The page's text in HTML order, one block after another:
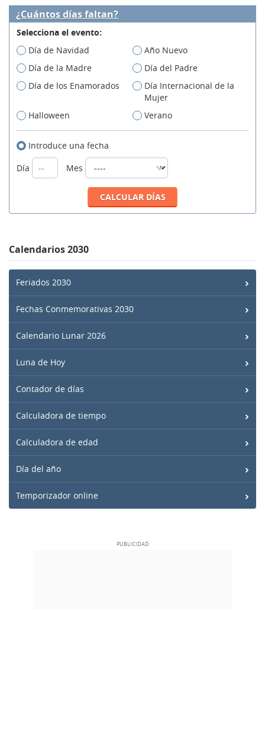
¿Cuántos días faltan?
Selecciona el evento:
Día de Navidad
Año Nuevo
Día de la Madre
Día del Padre
Día de los Enamorados
Día Internacional de la
Mujer
Halloween
Verano
Introduce una fecha
Día
Mes
Calendarios 2030
Feriados 2030
Fechas Conmemorativas 2030
Calendario Lunar 2026
Luna de Hoy
Contador de días
Calculadora de tiempo
Calculadora de edad
Día del año
Temporizador online